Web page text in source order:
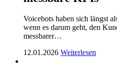
Voicebots haben sich längst
wenn es darum geht, den
messbarer…
12.01.2026 Weiterlesen